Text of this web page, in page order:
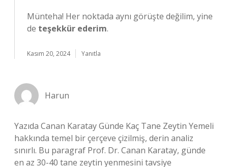
Münteha! Her noktada aynı görüşte değilim, yine
de teşekkür ederim.
Kasım 20, 2024 Yanıtla
Harun
Yazıda Canan Karatay Günde Kaç Tane Zeytin Yemeli
hakkında temel bir çerçeve çizilmiş, derin analiz
sınırlı. Bu paragraf Prof. Dr. Canan Karatay, günde
en az 30-40 tane zeytin yenmesini tavsiye